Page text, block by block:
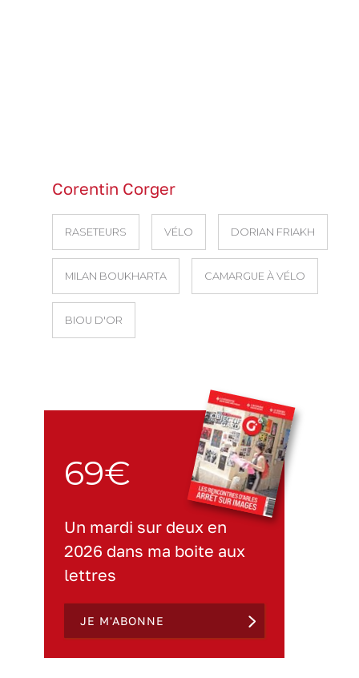
Corentin Corger
RASETEURS VÉLO DORIAN FRIAKH
MILAN BOUKHARTA CAMARGUE À VÉLO
BIOU D'OR
69€
Un mardi sur deux en
2026 dans ma boite aux
lettres
JE M'ABONNE